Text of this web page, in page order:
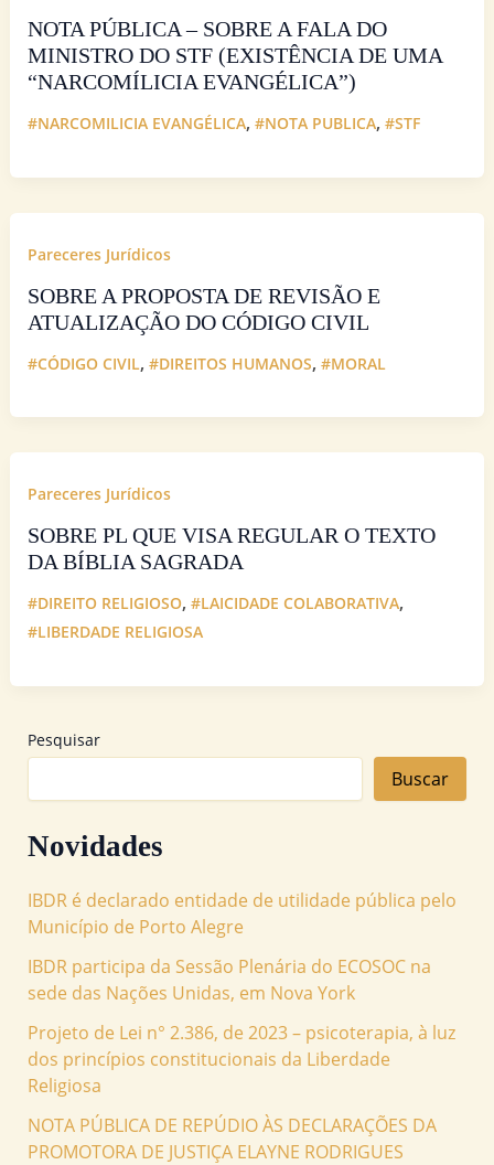
NOTA PÚBLICA – SOBRE A FALA DO
MINISTRO DO STF (EXISTÊNCIA DE UMA
“NARCOMÍLICIA EVANGÉLICA”)
#NARCOMILICIA EVANGÉLICA, #NOTA PUBLICA, #STF
Pareceres Jurídicos
SOBRE A PROPOSTA DE REVISÃO E
ATUALIZAÇÃO DO CÓDIGO CIVIL
#CÓDIGO CIVIL, #DIREITOS HUMANOS, #MORAL
Pareceres Jurídicos
SOBRE PL QUE VISA REGULAR O TEXTO
DA BÍBLIA SAGRADA
#DIREITO RELIGIOSO, #LAICIDADE COLABORATIVA,
#LIBERDADE RELIGIOSA
Pesquisar
Buscar
Novidades
IBDR é declarado entidade de utilidade pública pelo
Município de Porto Alegre
IBDR participa da Sessão Plenária do ECOSOC na
sede das Nações Unidas, em Nova York
Projeto de Lei n° 2.386, de 2023 – psicoterapia, à luz
dos princípios constitucionais da Liberdade
Religiosa
NOTA PÚBLICA DE REPÚDIO ÀS DECLARAÇÕES DA
PROMOTORA DE JUSTIÇA ELAYNE RODRIGUES